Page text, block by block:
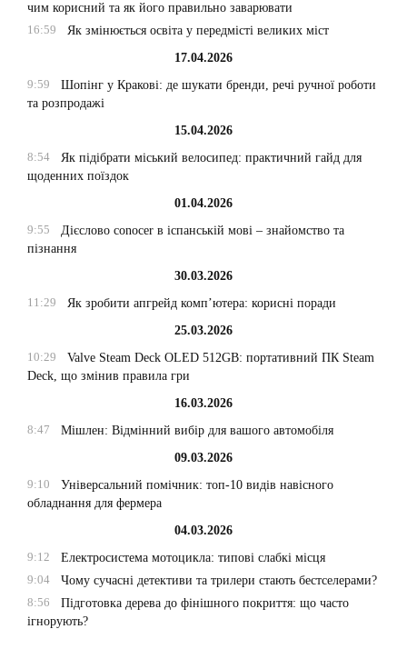
чим корисний та як його правильно заварювати
16:59
Як змінюється освіта у передмісті великих міст
17.04.2026
9:59
Шопінг у Кракові: де шукати бренди, речі ручної роботи
та розпродажі
15.04.2026
8:54
Як підібрати міський велосипед: практичний гайд для
щоденних поїздок
01.04.2026
9:55
Дієслово conocer в іспанській мові – знайомство та
пізнання
30.03.2026
11:29
Як зробити апгрейд комп’ютера: корисні поради
25.03.2026
10:29
Valve Steam Deck OLED 512GB: портативний ПК Steam
Deck, що змінив правила гри
16.03.2026
8:47
Мішлен: Відмінний вибір для вашого автомобіля
09.03.2026
9:10
Універсальний помічник: топ-10 видів навісного
обладнання для фермера
04.03.2026
9:12
Електросистема мотоцикла: типові слабкі місця
9:04
Чому сучасні детективи та трилери стають бестселерами?
8:56
Підготовка дерева до фінішного покриття: що часто
ігнорують?